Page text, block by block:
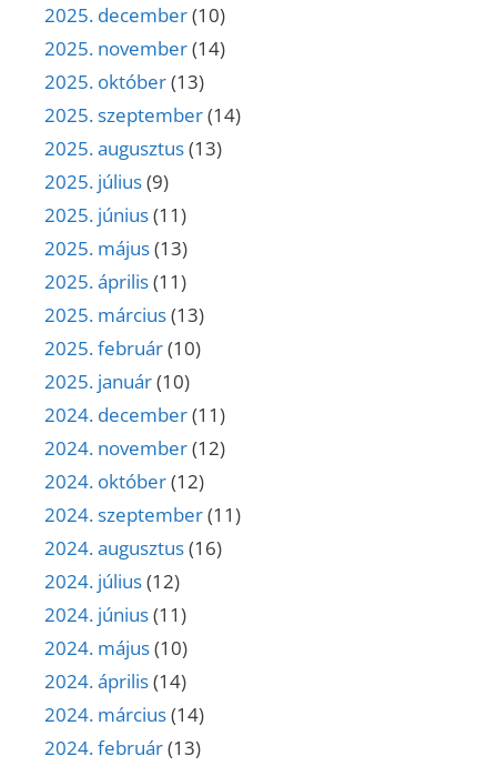
2025. december(10)
2025. november(14)
2025. október(13)
2025. szeptember(14)
2025. augusztus(13)
2025. július(9)
2025. június(11)
2025. május(13)
2025. április(11)
2025. március(13)
2025. február(10)
2025. január(10)
2024. december(11)
2024. november(12)
2024. október(12)
2024. szeptember(11)
2024. augusztus(16)
2024. július(12)
2024. június(11)
2024. május(10)
2024. április(14)
2024. március(14)
2024. február(13)